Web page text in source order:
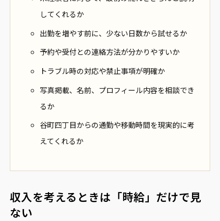
してくれるか
出勤を増やす前に、少ない日数から試せるか
予約や受付との連絡方法が分かりやすいか
トラブル時の対応や禁止事項が明確か
写真掲載、名前、プロフィール内容を相談でき
るか
谷町四丁目からの通勤や移動時間を現実的に考
えてくれるか
収入を考えるときは「時給」だけで見
ない